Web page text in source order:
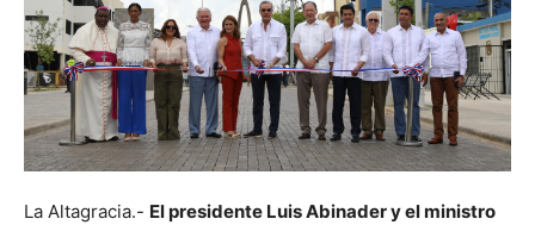
La Altagracia.- El presidente Luis Abinader y el ministro